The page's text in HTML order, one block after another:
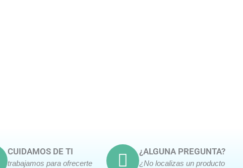
CUIDAMOS DE TI
trabajamos para ofrecerte
¿ALGUNA PREGUNTA?
¿No localizas un producto